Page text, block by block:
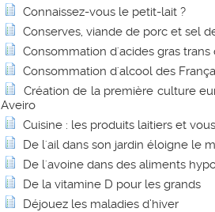
Connaissez-vous le petit-lait ?
Conserves, viande de porc et sel
Consommation d'acides gras
Consommation d'alcool des
Création de la première culture
Aveiro
Cuisine : les produits laitiers et vous
De l'ail dans son jardin éloigne le
De l'avoine dans des aliments
De la vitamine D pour les grands
Déjouez les maladies d’hiver